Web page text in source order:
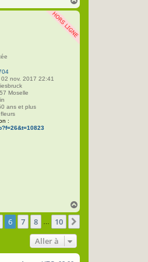
a
u
02 nov. 2017 22:41
57 Moselle
ans et plus
:
a
t
6 7 8 10
Aller à